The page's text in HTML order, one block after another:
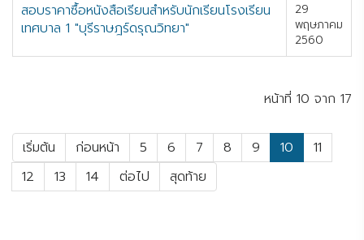
สอบราคาซื้อหนังสือเรียนสำหรับนักเรียนโรงเรียน
เทศบาล 1 "บุรีราษฎร์ดรุณวิทยา"
29
พฤษภาคม
2560
หน้าที่ 10 จาก 17
เริ่มต้น ก่อนหน้า 5 6 7 8 9 10
11
12
13 14 ต่อไป สุดท้าย